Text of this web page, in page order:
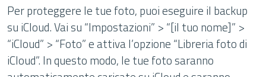
Per proteggere le tue foto, puoi eseguire il backup
su iCloud. Vai su “Impostazioni” > “[il tuo nome]” >
“iCloud” > “Foto” e attiva l’opzione “Libreria foto di
iCloud”. In questo modo, le tue foto saranno